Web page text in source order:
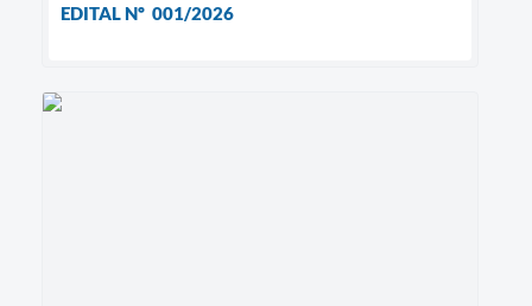
EDITAL Nº 001/2026